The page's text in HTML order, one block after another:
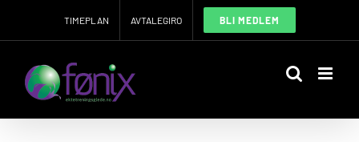
TIMEPLAN AVTALEGIRO BLI MEDLEM